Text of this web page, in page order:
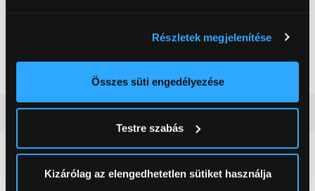
elhelyezkedéséről pár méteres pontossággal
Az Ön készülékén beazonosítása annak konkrét
módjairól és adja meg preferenciáit aRészletek
pontban. Bármikor módosíthatja vagy visszavonhatja a
Sütinyilatkozathoz való hozzájárulását.
Részletek megjelenítése
Összes süti engedélyezése
Testre szabás
Kizárólag az elengedhetetlen sütiket használja
kombinált hűtőszekrény
Vásárlói vélemények(0)
0